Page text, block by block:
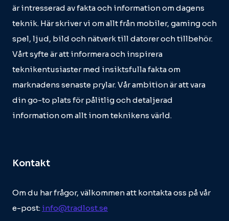
är intresserad av fakta och information om dagens
teknik. Här skriver vi om allt från mobiler, gaming och
spel, ljud, bild och nätverk till datorer och tillbehör.
Vårt syfte är att informera och inspirera
teknikentusiaster med insiktsfulla fakta om
marknadens senaste prylar. Vår ambition är att vara
din go-to plats för pålitlig och detaljerad
information om allt inom teknikens värld.
Kontakt
Om du har frågor, välkommen att kontakta oss på vår
e-post: info@tradlost.se